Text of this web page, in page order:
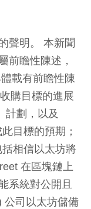
聲明。 本新聞
前瞻性陳述，
載有前瞻性陳
購目標的進展
計劃，以及
目標的預期；
相信以太坊將
在區塊鏈上
系統對公開且
公司以太坊儲備